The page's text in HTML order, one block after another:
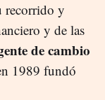
recorrido y
y de las
de cambio
1989 fundó